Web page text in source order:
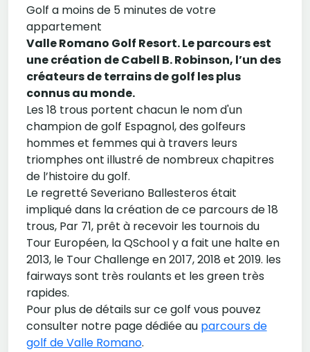
Golf a moins de 5 minutes de votre
appartement
Valle Romano Golf Resort. Le parcours est
une création de Cabell B. Robinson, l’un des
créateurs de terrains de golf les plus
connus au monde.
Les 18 trous portent chacun le nom d'un
champion de golf Espagnol, des golfeurs
hommes et femmes qui à travers leurs
triomphes ont illustré de nombreux chapitres
de l’histoire du golf.
Le regretté Severiano Ballesteros était
impliqué dans la création de ce parcours de 18
trous, Par 71, prêt à recevoir les tournois du
Tour Européen, la QSchool y a fait une halte en
2013, le Tour Challenge en 2017, 2018 et 2019. les
fairways sont très roulants et les green très
rapides.
Pour plus de détails sur ce golf vous pouvez
consulter notre page dédiée au parcours de
golf de Valle Romano.